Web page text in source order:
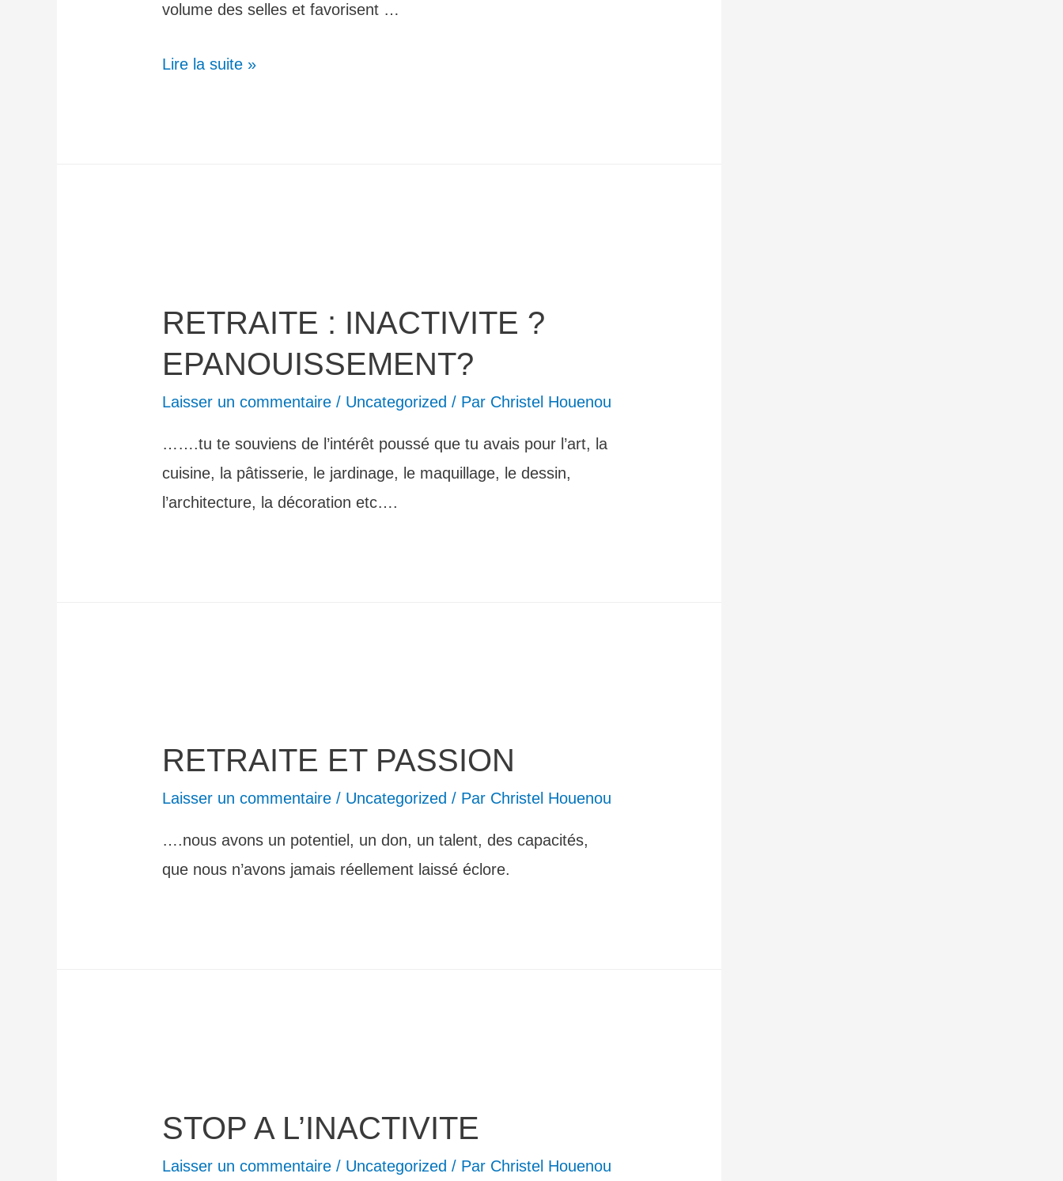
volume des selles et favorisent …
Lire la suite »
RETRAITE : INACTIVITE ?
EPANOUISSEMENT?
Laisser un commentaire / Uncategorized / Par Christel Houenou
…….tu te souviens de l’intérêt poussé que tu avais pour l’art, la
cuisine, la pâtisserie, le jardinage, le maquillage, le dessin,
l’architecture, la décoration etc….
RETRAITE ET PASSION
Laisser un commentaire / Uncategorized / Par Christel Houenou
….nous avons un potentiel, un don, un talent, des capacités,
que nous n’avons jamais réellement laissé éclore.
STOP A L’INACTIVITE
Laisser un commentaire / Uncategorized / Par Christel Houenou